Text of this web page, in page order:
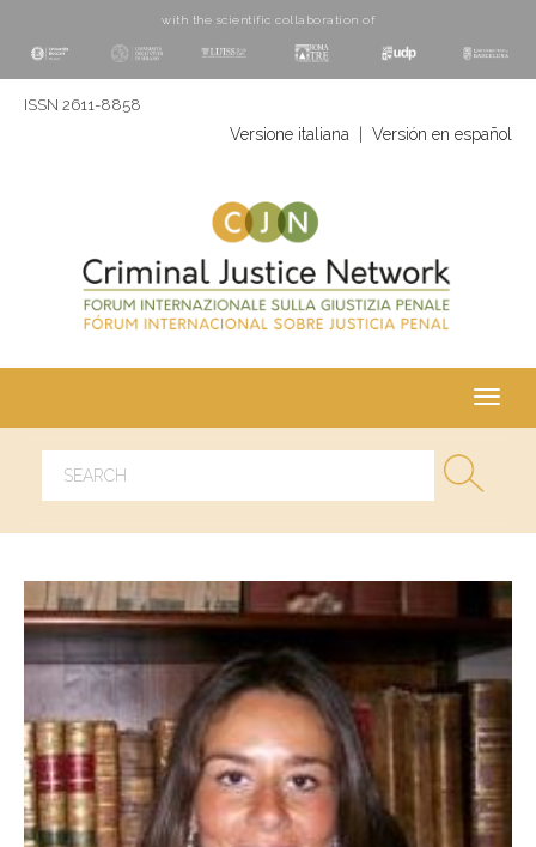
with the scientific collaboration of
ISSN 2611-8858
Versione italiana Versión en español